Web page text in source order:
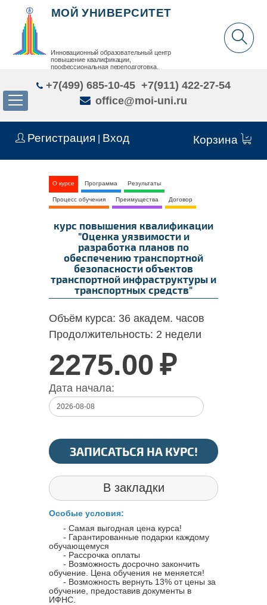
Регистрация Вход Корзина
МОЙ УНИВЕРСИТЕТ
Инновационный образовательный центр
повышение квалификации,
профессиональная переподготовка,
+7(499) 685-10-45 +7(911) 422-27-54
office@moi-uni.ru
О курсе Программа Результаты
Процесс обучения Преимущества Договор
курс повышения квалификации
"Оценка уязвимости и
разработка планов по
обеспечению транспортной
безопасности объектов
транспортной инфраструктуры и
транспортных средств"
Объём курса: 36 академ. часов
Продолжительность: 2 недели
2275.00 ₽
Дата начала:
ЗАПИСАТЬСЯ НА КУРС!
В закладки
Особые условия:
- Самая выгодная цена курса!
- Гарантированные подарки каждому
обучающемуся
- Рассрочка оплаты
- Возможность досрочно закончить
обучение. Цена обучения не меняется!
- Возможность вернуть 13% от цены за
обучение, предоставив документы в
ИФНС.